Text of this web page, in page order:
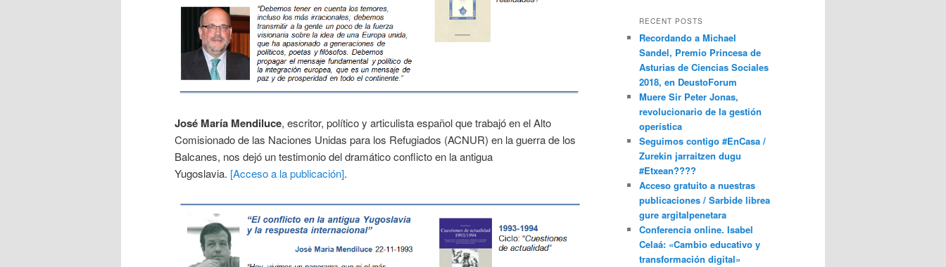
José María Mendiluce, escritor, político y articulista español que trabajó en el Alto
Comisionado de las Naciones Unidas para los Refugiados (ACNUR) en la guerra de los
Balcanes, nos dejó un testimonio del dramático conflicto en la antigua
Yugoslavia. [Acceso a la publicación].
RECENT POSTS
Recordando a Michael
Sandel, Premio Princesa de
Asturias de Ciencias Sociales
2018, en DeustoForum
Muere Sir Peter Jonas,
revolucionario de la gestión
operística
Seguimos contigo #EnCasa /
Zurekin jarraitzen dugu
#Etxean????
Acceso gratuito a nuestras
publicaciones / Sarbide librea
gure argitalpenetara
Conferencia online. Isabel
Celaá: «Cambio educativo y
transformación digital»